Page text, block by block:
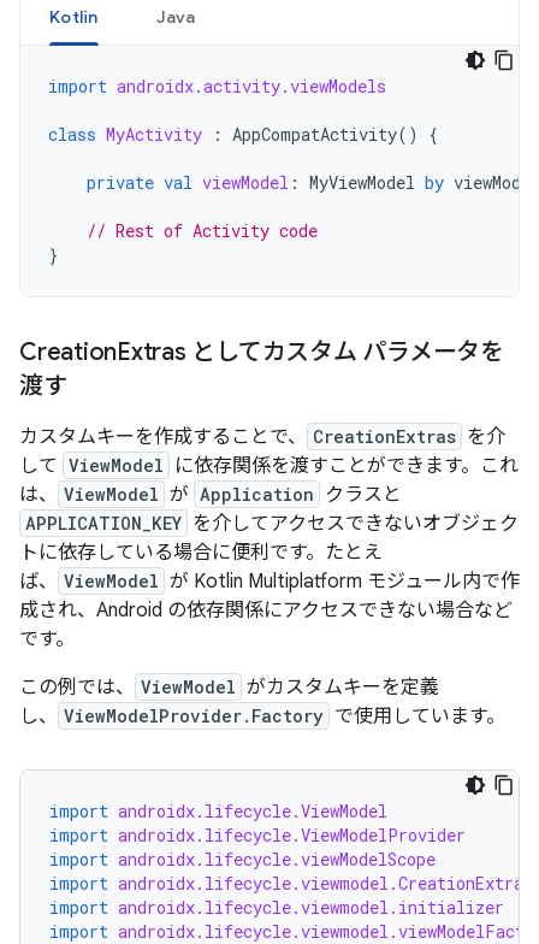
Kotlin Java
import androidx.activity.viewModels
class MyActivity : AppCompatActivity() {
private val viewModel : MyViewModel by
// Rest of Activity code
}
CreationExtras としてカスタム パラメータを
渡す
カスタムキーを作成することで、 CreationExtras を介
して ViewModel
に依存関係を渡すことができます。これ
は、
ViewModel が Application クラスと
APPLICATION_KEY を介してアクセスできないオブジェク
トに依存している場合に便利です。たとえ
ば、
ViewModel が Kotlin Multiplatform モジュール内で作
成され、Android の依存関係にアクセスできない場合など
です。
この例では、
ViewModel がカスタムキーを定義
し、
ViewModelProvider.Factory で使用しています。
import androidx.lifecycle.ViewModel
import androidx.lifecycle.ViewModelProvider
import androidx.lifecycle.viewModelScope
import androidx.lifecycle.viewmodel.CreationExtras
import androidx.lifecycle.viewmodel.initializer
import